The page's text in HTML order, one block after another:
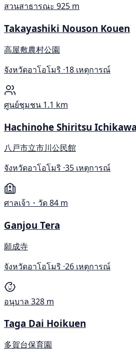
สวนสาธารณะ 925 m
Takayashiki Nouson Kouen
高屋敷農村公園
จังหวัดอาโอโมริ ·18 เหตุการณ์
ศูนย์ชุมชน 1.1 km
Hachinohe Shiritsu
八戸市立市川公民館
จังหวัดอาโอโมริ ·35 เหตุการณ์
ศาลเจ้า・วัด84 m
Ganjou Tera
願成寺
จังหวัดอาโอโมริ ·26 เหตุการณ์
อนุบาล 328 m
Taga Dai Hoikuen
多賀台保育園